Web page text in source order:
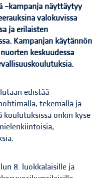
–kampanja näyttäytyy
valokuvissa
ja erilaisten
Kampanjan käytännön
keskuudessa
edistää
tekemällä ja
koulutuksissa onkin kyse
8. luokkalaisille ja